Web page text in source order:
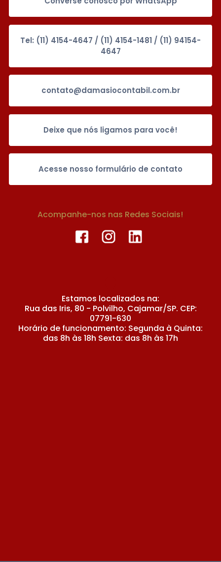
Tel: (11) 4154-4647 / (11) 4154-1481 / (11) 94154-
4647
contato@damasiocontabil.com.br
Deixe que nós ligamos para você!
Acesse nosso formulário de contato
Acompanhe-nos nas Redes Sociais!
Estamos localizados na:
Rua das Iris, 80 - Polvilho, Cajamar/SP. CEP:
07791-630
Horário de funcionamento: Segunda à Quinta:
das 8h às 18h Sexta: das 8h às 17h